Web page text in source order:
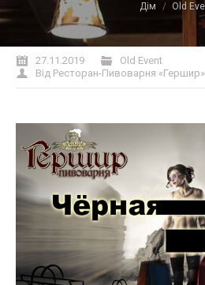
Дім Old
27.11.2019
Old Event
Від Ресторан-Пивоварня «Гершир»